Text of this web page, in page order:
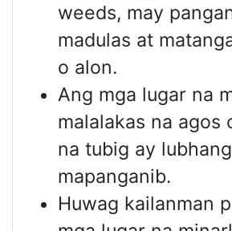
weeds, may
madulas at
o alon.
Ang mga lugar na
malalakas na agos
na tubig ay lubhang
mapanganib.
Huwag kailanman